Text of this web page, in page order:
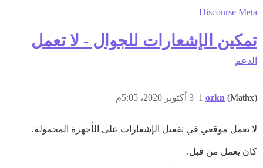
Discourse Meta
تمكين الإشعارات للجوال - لا تعمل
الدعم
ozkn (Mathx) 3 أكتوبر 2020، 5:05م 1
لا يعمل موقعي في تفعيل الإشعارات على الأجهزة المحمولة.
كان يعمل من قبل.